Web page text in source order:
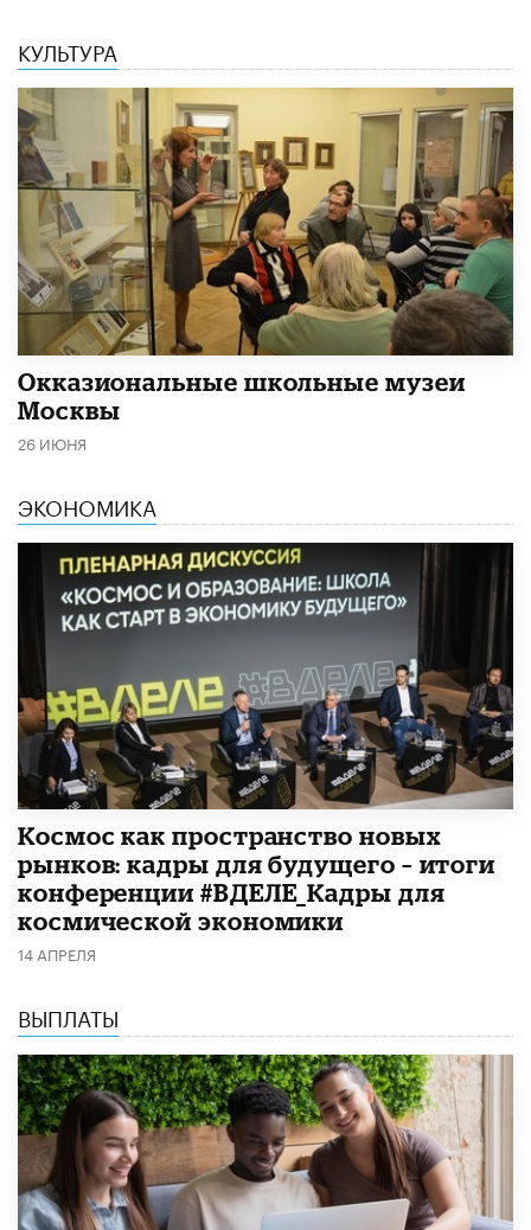
КУЛЬТУРА
​Окказиональные школьные музеи
Москвы
26 ИЮНЯ
ЭКОНОМИКА
Космос как пространство новых
рынков: кадры для будущего – итоги
конференции #ВДЕЛЕ_Кадры для
космической экономики
14 АПРЕЛЯ
ВЫПЛАТЫ